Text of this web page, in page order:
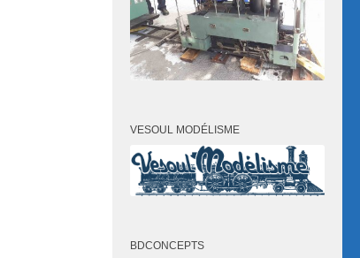
VESOUL MODÉLISME
BDCONCEPTS